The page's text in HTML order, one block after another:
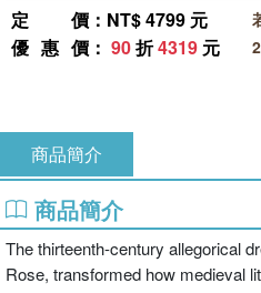
定價 ：NT$ 4799 元
優惠價 ： 90折4319 元
商品簡介
商品簡介
The thirteenth-century allegorical
Rose, transformed how medieval